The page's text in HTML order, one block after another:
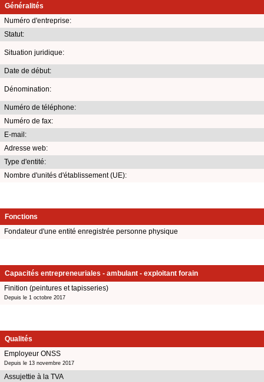
Généralités
Numéro d'entreprise:
Statut:
Situation juridique:
Date de début:
Dénomination:
Numéro de téléphone:
Numéro de fax:
E-mail:
Adresse web:
Type d'entité:
Nombre d'unités d'établissement (UE):
Fonctions
Fondateur d'une entité enregistrée personne physique
Capacités entrepreneuriales - ambulant - exploitant forain
Finition (peintures et tapisseries)
Depuis le 1 octobre 2017
Qualités
Employeur ONSS
Depuis le 13 novembre 2017
Assujettie à la TVA